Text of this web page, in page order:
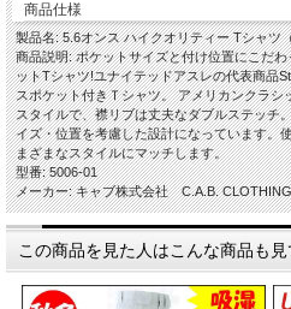
商品仕様
製品名: 5.6オンス ハイクオリティー Tシャツ
商品説明: ポケットサイズと付け位置にこだ
ットTシャツ!ユナイテッドアスレの代表商品
スポケット付きＴシャツ。 アメリカンクラ
スタイルで、襟リブは丈夫なダブルステッチ
イズ・位置を考慮した設計になっています。
まざまなスタイルにマッチします。
型番: 5006-01
メーカー: キャブ株式会社 C.A.B.
この商品を見た人はこんな商品も見